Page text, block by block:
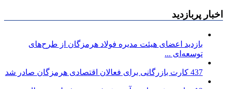
اخبار پربازدید
بازدید اعضای هیئت مدیره فولاد هرمزگان از طرح‌های
توسعه‌ای ...
437 کارت بازرگانی برای فعالان اقتصادی هرمزگان صادر شد